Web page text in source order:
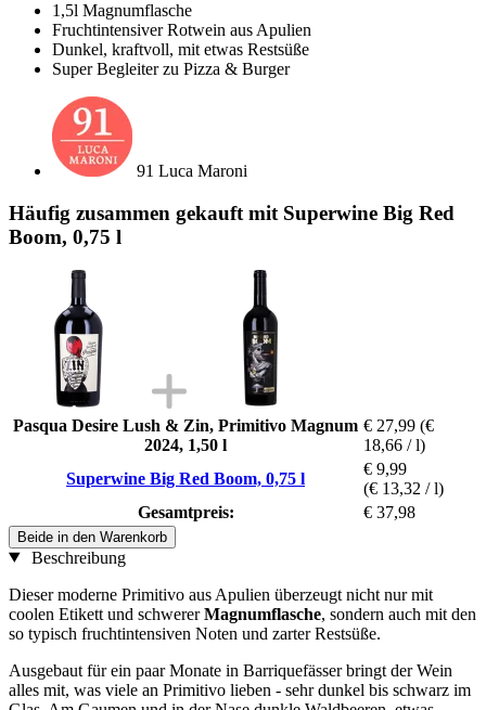
1,5l Magnumflasche
Fruchtintensiver Rotwein aus Apulien
Dunkel, kraftvoll, mit etwas Restsüße
Super Begleiter zu Pizza & Burger
91 Luca Maroni
Häufig zusammen gekauft mit Superwine Big Red
Boom, 0,75 l
Pasqua Desire Lush & Zin, Primitivo Magnum
2024, 1,50 l
€ 27,99 (€
18,66 / l)
Superwine Big Red Boom, 0,75 l
€ 9,99
(€ 13,32 / l)
Gesamtpreis:
€ 37,98
Beide in den Warenkorb
Beschreibung
Dieser moderne Primitivo aus Apulien überzeugt nicht nur mit
coolen Etikett und schwererMagnumflasche, sondern auch mit den
so typisch fruchtintensiven Noten und zarter Restsüße.
Ausgebaut für ein paar Monate in Barriquefässer bringt der Wein
alles mit, was viele an Primitivo lieben - sehr dunkel bis schwarz im